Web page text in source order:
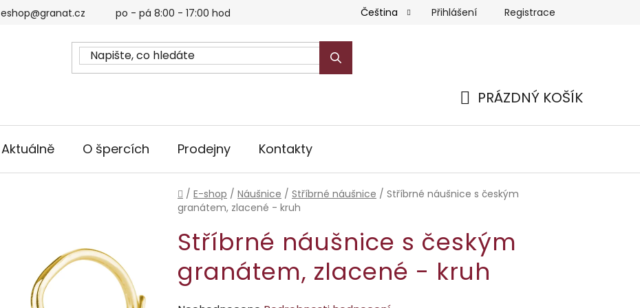
eshop@granat.cz po - pá 8:00 - 17:00 hod Čeština Přihlášení Registrace
PRÁZDNÝ KOŠÍK
Aktuálně O špercích Prodejny Kontakty
Domů
/ E-shop / Náušnice / Stříbrné náušnice / Stříbrné náušnice s českým
granátem, zlacené - kruh
Stříbrné náušnice s českým
granátem, zlacené - kruh